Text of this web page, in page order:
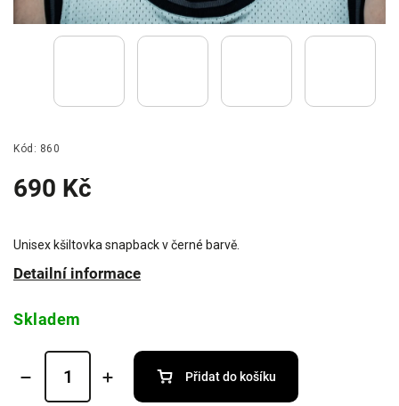
Kód: 860
690 Kč
Unisex kšiltovka snapback v černé barvě.
Detailní informace
Skladem
Přidat do košíku